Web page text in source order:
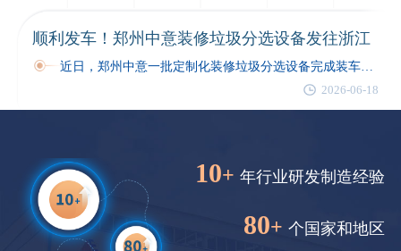
顺利发车！郑州中意装修垃圾分选设备发往浙江
近日，郑州中意一批定制化装修垃圾分选设备完成装车，顺利发往浙江客户现场，助力当地装修垃圾规范化分选与资源化再利用工作有序开展。…
2026-06-18
10+ 年行业研发制造经验
80+ 个国家和地区